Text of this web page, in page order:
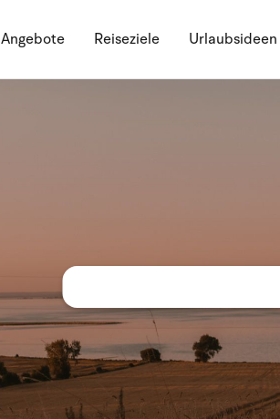
Angebote Reiseziele Urlaubsideen